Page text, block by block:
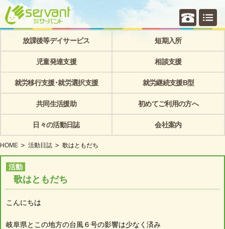
個別相
放課後等デイサービス 短期入所
児童発達支援 相談支援
就労移行支援･就労選択支援 就労継続支援B型
共同生活援助 初めてご利用の方へ
日々の活動日誌 会社案内
HOME 活動日誌 歌はともだち
活動
歌はともだち
こんにちは
岐阜県とこの地方の台風６号の影響は少なく済み